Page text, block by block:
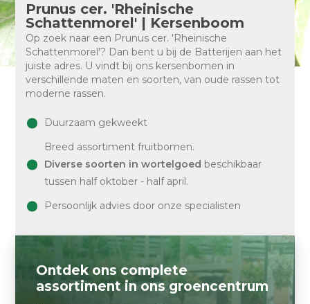
Prunus cer. 'Rheinische
Schattenmorel' | Kersenboom
Op zoek naar een Prunus cer. 'Rheinische
Schattenmorel'? Dan bent u bij de Batterijen aan het
juiste adres. U vindt bij ons kersenbomen in
verschillende maten en soorten, van oude rassen tot
moderne rassen.
Duurzaam gekweekt
Breed assortiment fruitbomen.
Diverse soorten in wortelgoed beschikbaar
tussen half oktober - half april.
Persoonlijk advies door onze specialisten
Ontdek ons complete
assortiment in ons groencentrum